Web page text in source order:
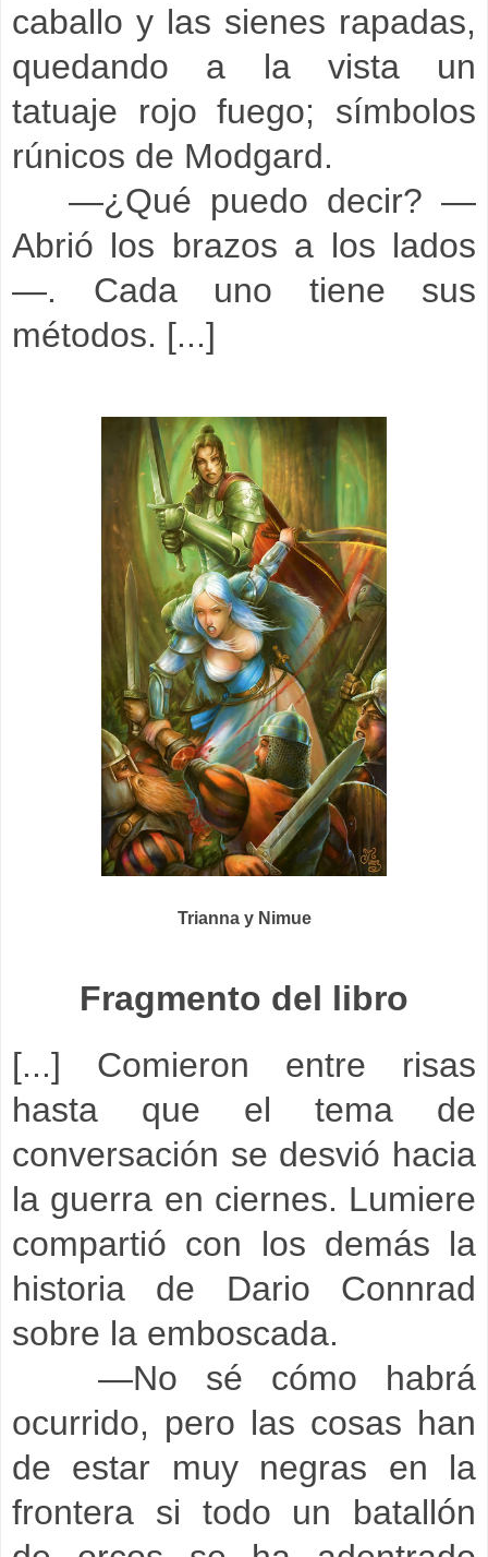
caballo y las sienes rapadas,
quedando a la vista un
tatuaje rojo fuego; símbolos
rúnicos de Modgard.
—¿Qué puedo decir? —
Abrió los brazos a los lados
—. Cada uno tiene sus
métodos. [...]
Trianna y Nimue
Fragmento del libro
[...] Comieron entre risas
hasta que el tema de
conversación se desvió hacia
la guerra en ciernes. Lumiere
compartió con los demás la
historia de Dario Connrad
sobre la emboscada.
—No sé cómo habrá
ocurrido, pero las cosas han
de estar muy negras en la
frontera si todo un batallón